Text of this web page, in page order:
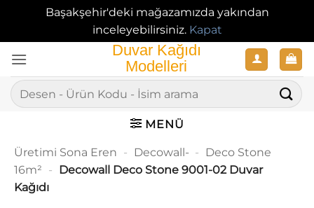
Başakşehir'deki mağazamızda yakından
inceleyebilirsiniz. Kapat
atla
Ara:
MENÜ
Üretimi Sona Eren - Decowall- - Deco Stone
16m² - Decowall Deco Stone 9001-02 Duvar
Kağıdı